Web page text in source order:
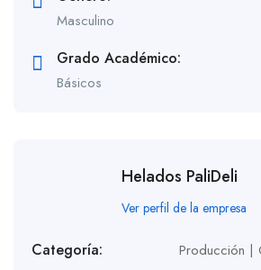
Masculino
Grado Académico:
Básicos
Helados PaliDeli
Ver perfil de la empresa
Categoría: Producción |